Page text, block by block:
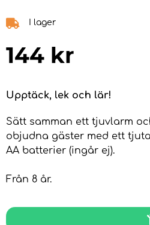
I lager
144 kr
Upptäck, lek och lär!
Sätt samman ett tjuvlarm
objudna gäster med ett
AA batterier (ingår ej).
Från 8 år.